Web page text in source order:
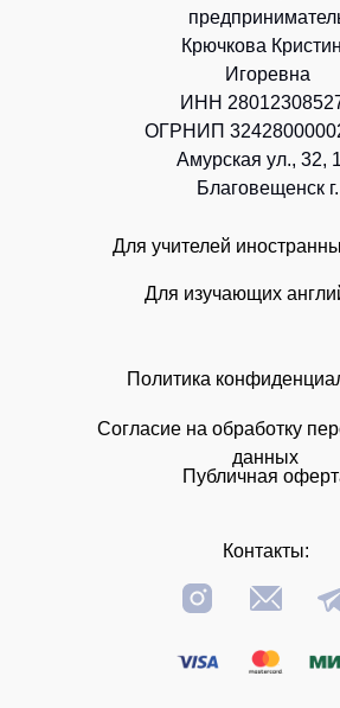
Политика
Контакты:
Публичная
Для изучающих
Для учителей
Крючкова
Игоревна
ИНН
ОГРНИП
Амурская ул., 32,
Благовещенск г.
Согласие на обработку
данных